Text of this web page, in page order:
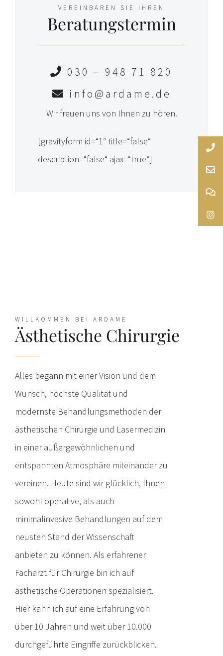
VEREINBAREN SIE IHREN
Beratungstermin
030 – 948 71 820
info@ardame.de
Wir freuen uns von Ihnen zu hören.
[gravityform id=“1″ title=“false“
description=“false“ ajax=“true“]
WILLKOMMEN BEI ARDAME
Ästhetische Chirurgie
Alles begann mit einer Vision und dem
Wunsch, höchste Qualität und
modernste Behandlungsmethoden der
ästhetischen Chirurgie und Lasermedizin
in einer außergewöhnlichen und
entspannten Atmosphäre miteinander zu
vereinen. Heute sind wir glücklich, Ihnen
sowohl operative, als auch
minimalinvasive Behandlungen auf dem
neusten Stand der Wissenschaft
anbieten zu können. Als erfahrener
Facharzt für Chirurgie bin ich auf
ästhetische Operationen spezialisiert.
Hier kann ich auf eine Erfahrung von
über 10 Jahren und weit über 10.000
durchgeführte Eingriffe zurückblicken.